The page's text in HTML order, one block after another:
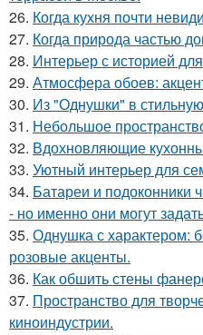
26. Когда кухня почти
27. Когда природа частью
28. Интерьер с историей
29. Атмосфера обоев:
30. Из "Однушки" в
31. Небольшое
32. Вдохновляющие
33. Уютный интерьер для
34. Батареи и подоконники
- но именно они могут
35. Однушка с характером:
розовые акценты.
36. Как обшить стены
37. Пространство для
киноиндустрии.